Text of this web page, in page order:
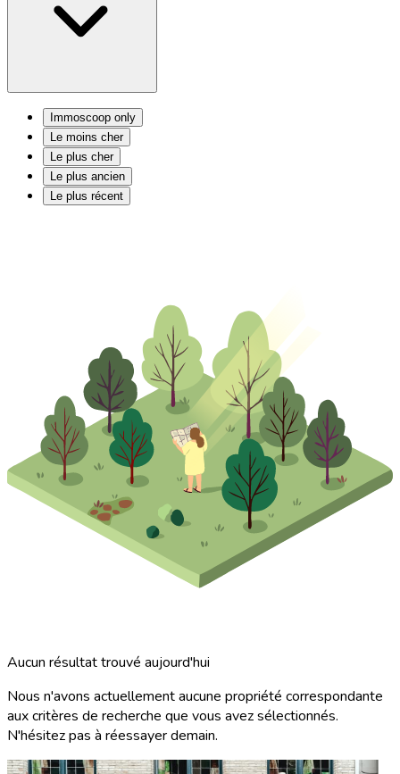
Immoscoop only
Le moins cher
Le plus cher
Le plus ancien
Le plus récent
Aucun résultat trouvé aujourd'hui
Nous n'avons actuellement aucune propriété correspondante
aux critères de recherche que vous avez sélectionnés.
N'hésitez pas à réessayer demain.